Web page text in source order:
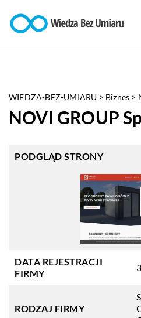
WIEDZA-BEZ-UMIARU > Biznes >
NOVI GROUP
PODGLĄD STRONY
DATA REJESTRACJI
FIRMY
RODZAJ FIRMY